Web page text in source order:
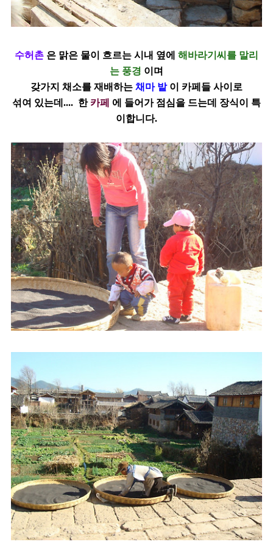
수허촌 은 맑은 물이 흐르는 시내 옆에 해바라기씨를 말리
는 풍경 이며
갖가지 채소를 재배하는 채마 밭이 카페들 사이로
섞여 있는데.... 한 카페
에 들어가 점심을 드는데 장식이 특
이합니다.